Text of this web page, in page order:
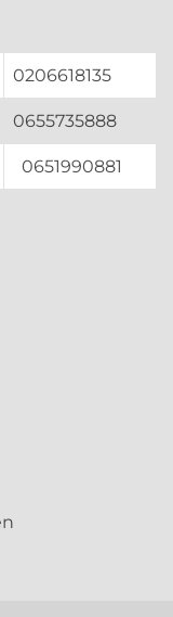
0206618135
0655735888
0651990881